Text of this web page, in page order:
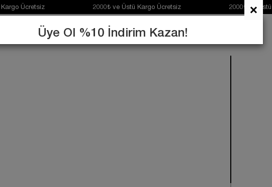
Ücretsiz 2000₺ ve Üstü Kargo Ücretsiz 2000₺ ve Üstü ×
Üye Ol %10 İndirim Kazan!